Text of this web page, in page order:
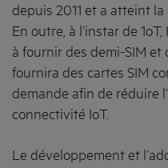
depuis 2011 et a atteint
En outre, à l’instar de
à fournir des demi-SIM et
fournira des cartes SIM
demande afin de réduire
connectivité IoT.
Le développement et